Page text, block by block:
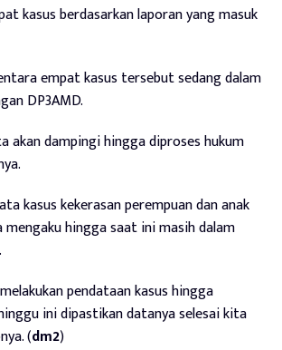
kasus berdasarkan laporan yang masuk
empat kasus tersebut sedang dalam
DP3AMD.
akan dampingi hingga diproses hukum
kasus kekerasan perempuan dan anak
mengaku hingga saat ini masih dalam
pendataan kasus hingga
ini dipastikan datanya selesai kita
(dm2)